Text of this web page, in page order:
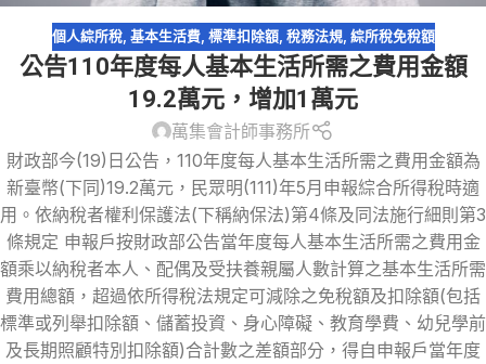
個人綜所稅, 基本生活費, 標準扣除額, 稅務法規, 綜所稅免稅額
公告110年度每人基本生活所需之費用金額
19.2萬元，增加1萬元
萬集會計師事務所
財政部今(19)日公告，110年度每人基本生活所需之費用金額為
新臺幣(下同)19.2萬元，民眾明(111)年5月申報綜合所得稅時適
用。依納稅者權利保護法(下稱納保法)第4條及同法施行細則第3
條規定 申報戶按財政部公告當年度每人基本生活所需之費用金
額乘以納稅者本人、配偶及受扶養親屬人數計算之基本生活所需
費用總額，超過依所得稅法規定可減除之免稅額及扣除額(包括
標準或列舉扣除額、儲蓄投資、身心障礙、教育學費、幼兒學前
及長期照顧特別扣除額)合計數之差額部分，得自申報戶當年度